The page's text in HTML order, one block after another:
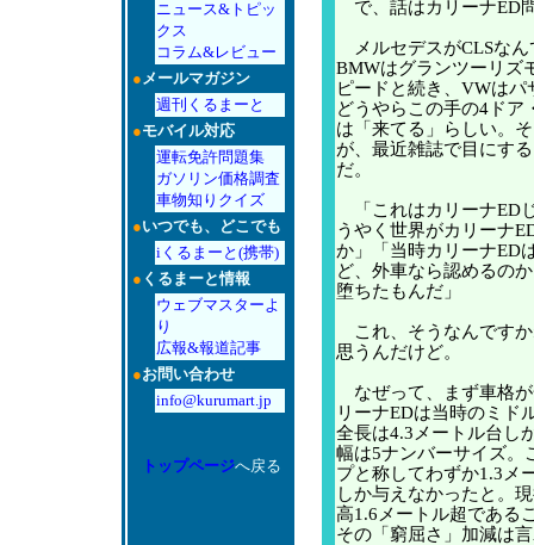
ニュース&トピッ
クス
コラム&レビュー
●メールマガジン
週刊くるまーと
●モバイル対応
運転免許問題集
ガソリン価格調査
車物知りクイズ
●いつでも、どこでも
iくるまーと(携帯)
● くるまーと情報
ウェブマスターよ
り
広報&報道記事
●お問い合わせ
info@kurumart.jp
トップページへ戻る
で、話はカリーナED
メルセデスがCLSなん
BMWはグランツーリズ
ピードと続き、VWはパ
どうやらこの手の4ドア
は「来てる」らしい。
が、最近雑誌で目にす
だ。
「これはカリーナED
うやく世界がカリーナ
か」「当時カリーナED
ど、外車なら認めるの
堕ちたもんだ」
これ、そうなんです
思うんだけど。
なぜって、まず車格
リーナEDは当時のミド
全長は4.3メートル台し
幅は5ナンバーサイズ。
プと称してわずか1.3メ
しか与えなかったと。
高1.6メートル超である
その「窮屈さ」加減は